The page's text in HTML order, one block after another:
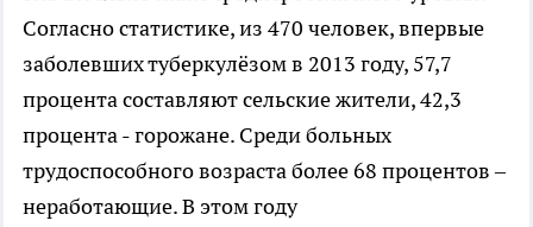
Согласно статистике, из 470 человек, впервые
заболевших туберкулёзом в 2013 году, 57,7
процента составляют сельские жители, 42,3
процента - горожане. Среди больных
трудоспособного возраста более 68 процентов –
неработающие. В этом году